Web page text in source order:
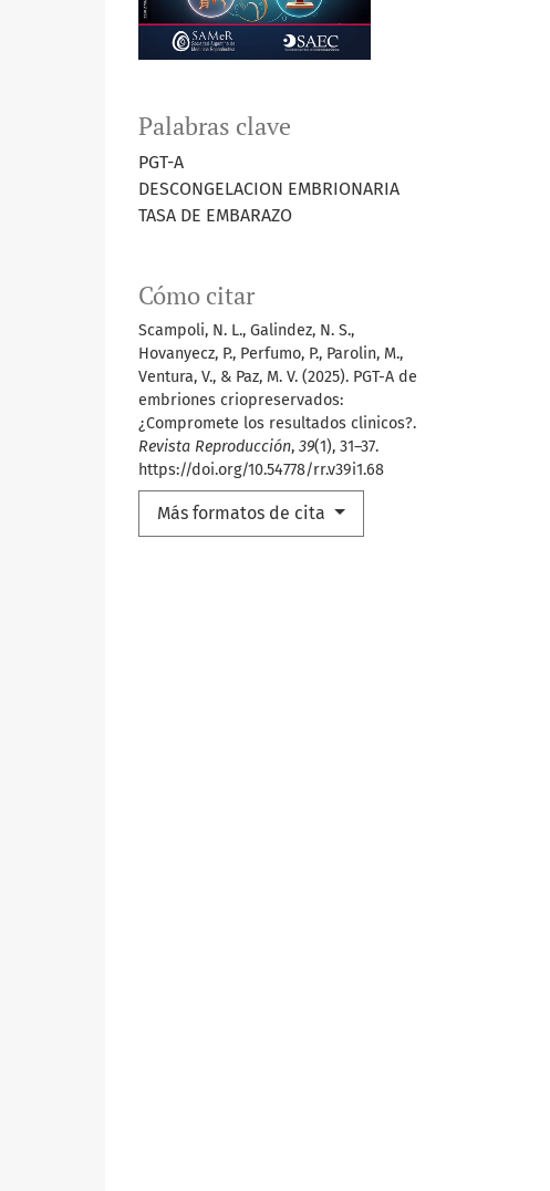
Palabras clave
PGT-A
DESCONGELACION EMBRIONARIA
TASA DE EMBARAZO
Cómo citar
Scampoli, N. L., Galindez, N. S.,
Hovanyecz, P., Perfumo, P., Parolin, M.,
Ventura, V., & Paz, M. V. (2025). PGT-A de
embriones criopreservados:
¿Compromete los resultados clinicos?.
Revista Reproducción, 39(1), 31–37.
https://doi.org/10.54778/rr.v39i1.68
Más formatos de cita